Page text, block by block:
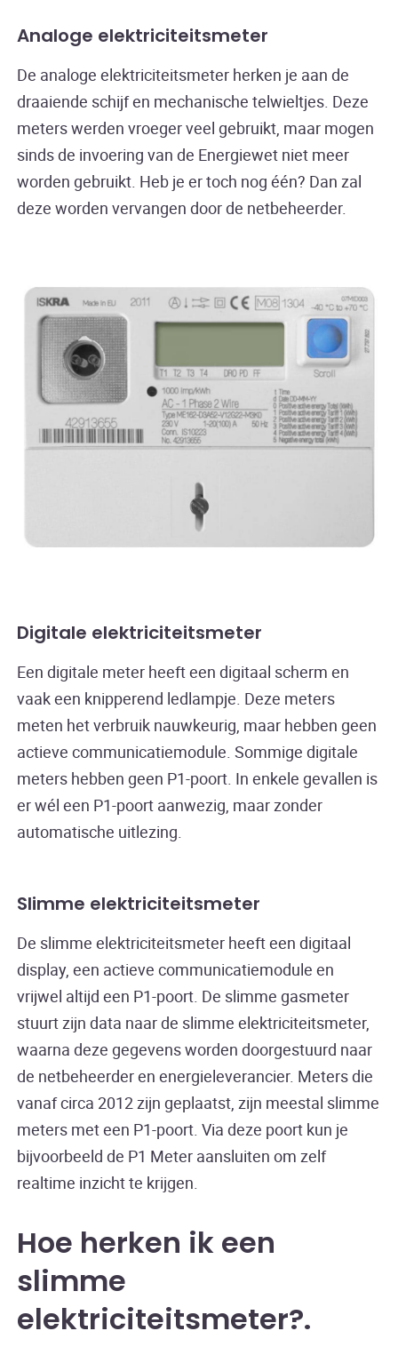
Analoge elektriciteitsmeter
De analoge elektriciteitsmeter herken je aan de
draaiende schijf en mechanische telwieltjes. Deze
meters werden vroeger veel gebruikt, maar mogen
sinds de invoering van de Energiewet niet meer
worden gebruikt. Heb je er toch nog één? Dan zal
deze worden vervangen door de netbeheerder.
Digitale elektriciteitsmeter
Een digitale meter heeft een digitaal scherm en
vaak een knipperend ledlampje. Deze meters
meten het verbruik nauwkeurig, maar hebben geen
actieve communicatiemodule. Sommige digitale
meters hebben geen P1-poort. In enkele gevallen is
er wél een P1-poort aanwezig, maar zonder
automatische uitlezing.
Slimme elektriciteitsmeter
De slimme elektriciteitsmeter heeft een digitaal
display, een actieve communicatiemodule en
vrijwel altijd een P1-poort. De slimme gasmeter
stuurt zijn data naar de slimme elektriciteitsmeter,
waarna deze gegevens worden doorgestuurd naar
de netbeheerder en energieleverancier. Meters die
vanaf circa 2012 zijn geplaatst, zijn meestal slimme
meters met een P1-poort. Via deze poort kun je
bijvoorbeeld de P1 Meter aansluiten om zelf
realtime inzicht te krijgen.
Hoe herken ik een
slimme
elektriciteitsmeter?